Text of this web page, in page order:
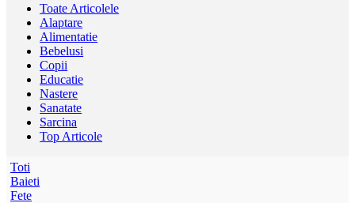
Toate Articolele
Alaptare
Alimentatie
Bebelusi
Copii
Educatie
Nastere
Sanatate
Sarcina
Top Articole
Toti
Baieti
Fete